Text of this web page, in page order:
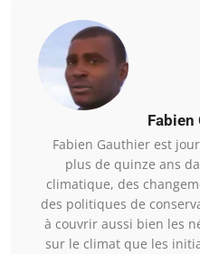
Fabien
Fabien Gauthier est
plus de quinze ans
climatique, des
des politiques de
à couvrir aussi bien les
sur le climat que les